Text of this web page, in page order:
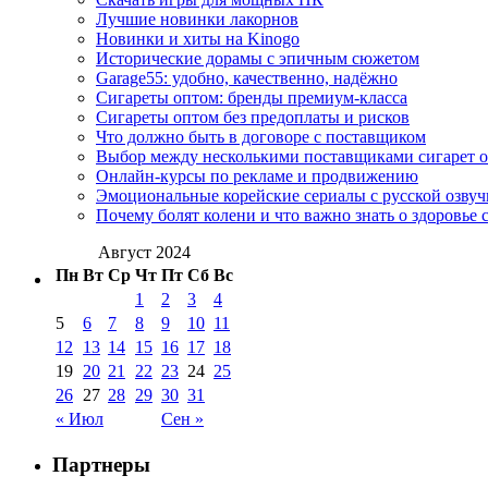
Лучшие новинки лакорнов
Новинки и хиты на Kinogo
Исторические дорамы с эпичным сюжетом
Garage55: удобно, качественно, надёжно
Сигареты оптом: бренды премиум-класса
Сигареты оптом без предоплаты и рисков
Что должно быть в договоре с поставщиком
Выбор между несколькими поставщиками сигарет
Онлайн-курсы по рекламе и продвижению
Эмоциональные корейские сериалы с русской
Почему болят колени и что важно знать о здоровье
Август 2024
Пн Вт Ср Чт Пт Сб Вс
« Июл Сен »
1 2 3
4
5
6 7 8 9 10 11
12
13 14 15 16 17 18
19 20 21 22 23 24 25
26 27 28 29 30 31
Партнеры